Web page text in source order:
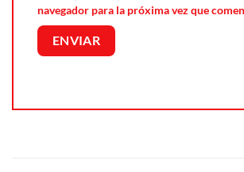
navegador para la próxima vez que